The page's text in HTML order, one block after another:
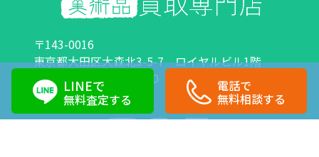
LINEで
無料査定する
電話で
無料相談する
〒143-0016
東京都大田区大森北3-5-7 ロイヤルビル1階
営業時間：10:00～18:00 定休日：日曜日・祝日
0120-89-0007 03-6423-1033